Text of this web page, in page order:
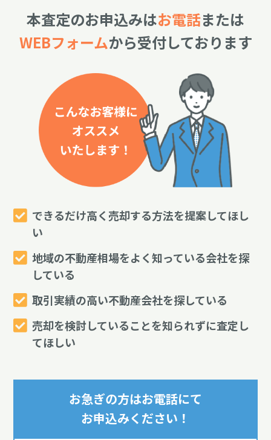
本査定のお申込みはお電話または
WEBフォームから受付しております
できるだけ高く売却する方法を提案してほし
い
地域の不動産相場をよく知っている会社を探
している
取引実績の高い不動産会社を探している
売却を検討していることを知られずに査定し
てほしい
お急ぎの方はお電話にて
お申込みください！